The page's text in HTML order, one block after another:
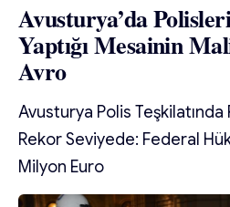
Avusturya’da
Yaptığı Mesainin
Avro
Avusturya Polis
Rekor Seviyede: Federal
Milyon Euro